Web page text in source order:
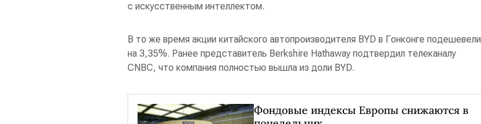
с искусственным интеллектом.
В то же время акции китайского автопроизводителя BYD в Гонконге подешевели
на 3,35%. Ранее представитель Berkshire Hathaway подтвердил телеканалу
CNBC, что компания полностью вышла из доли BYD.
Фондовые индексы Европы снижаются в